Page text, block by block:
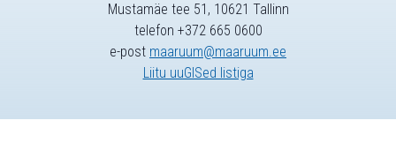
Mustamäe tee 51, 10621 Tallinn
telefon +372 665 0600
e-post maaruum@maaruum.ee
Liitu uuGISed listiga